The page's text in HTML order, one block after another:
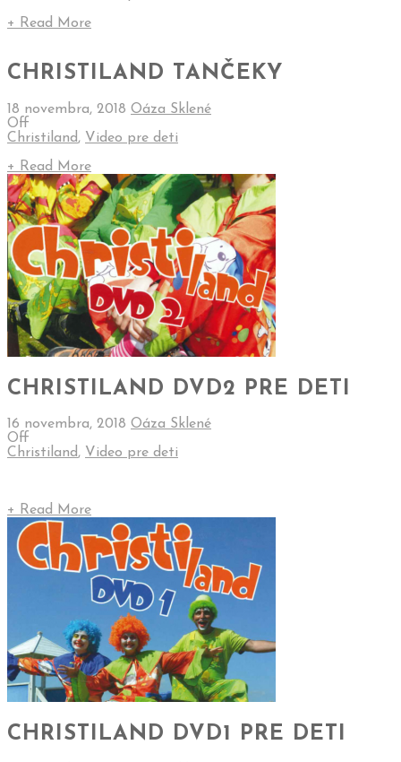
+ Read More
CHRISTILAND TANČEKY
18 novembra, 2018 Oáza Sklené
Off
Christiland, Video pre deti
+ Read More
CHRISTILAND DVD2 PRE DETI
16 novembra, 2018 Oáza Sklené
Off
Christiland, Video pre deti
+ Read More
CHRISTILAND DVD1 PRE DETI